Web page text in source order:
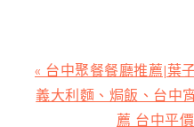
上
一
« 台中聚餐餐廳推薦|葉
義大利麵、焗飯、台中
薦 台中平